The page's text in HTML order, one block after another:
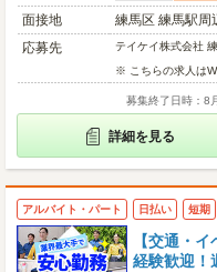
面接地
練馬区 練馬駅周
応募先
テイケイ株式会社
※ こちらの求人は
募集終了日時：8
詳細を見る
アルバイト・パート 日払い 短期
【交通・
経験歓迎！